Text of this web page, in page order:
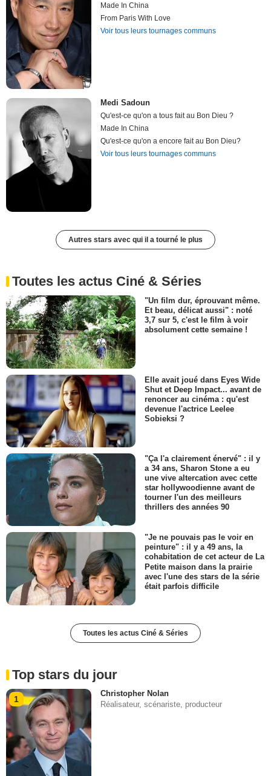
Made In China
From Paris With Love
Voir tous leurs tournages communs
Medi Sadoun
Qu'est-ce qu'on a tous fait au Bon Dieu ?
Made In China
Qu'est-ce qu'on a encore fait au Bon Dieu?
Voir tous leurs tournages communs
Autres stars avec qui il a tourné le plus
Toutes les actus Ciné & Séries
"Un film dur, éprouvant même.
Et beau, délicat aussi" : noté
3,7 sur 5, c'est le film à voir
absolument cette semaine !
Elle avait joué dans Eyes Wide
Shut et Deep Impact... avant de
renoncer au cinéma : qu'est
devenue l'actrice Leelee
Sobieksi ?
"Ça l'a clairement énervé" : il y
a 34 ans, Sharon Stone a eu
une vive altercation avec cette
star hollywoodienne avant de
tourner l'un des meilleurs
thrillers des années 90
"Je ne pouvais pas le voir en
peinture" : il y a 49 ans, la
cohabitation de cet acteur de La
Petite maison dans la prairie
avec l'une des stars de la série
était parfois difficile
Toutes les actus Ciné & Séries
Top stars du jour
1
Christopher Nolan
Réalisateur, scénariste, producteur